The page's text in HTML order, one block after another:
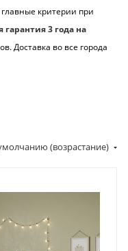
главные критерии при
3 года на
Доставка во все города
(возрастание)